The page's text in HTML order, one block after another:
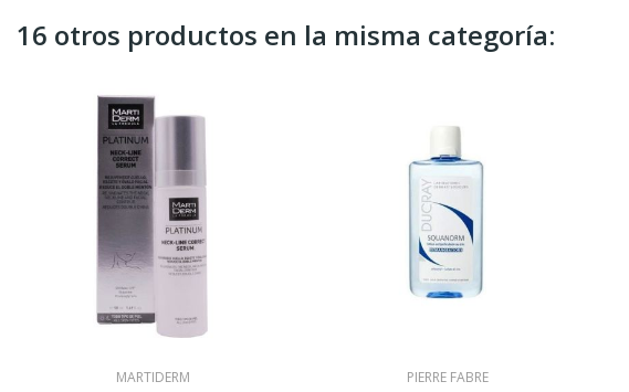
16 otros productos en la misma categoría:
MARTIDERM PIERRE FABRE